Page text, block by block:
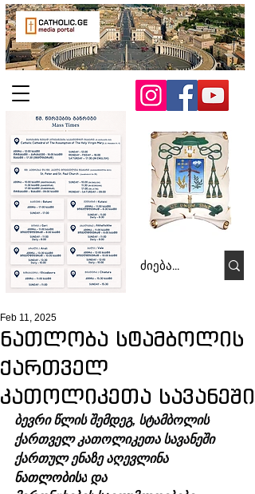
ნათლობა სტამბოლის
ქართველ
კათოლიკეთა სავანეში
Feb 11, 2025
ბევრი წლის შემდეგ, სტამბოლის
ქართველ კათოლიკეთა სავანეში
ქართულ ენაზე აღევლინა
ნათლობისა და